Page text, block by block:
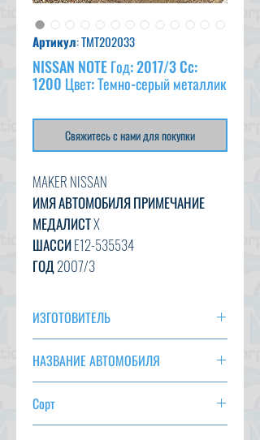
Артикул: TMT202033
NISSAN NOTE Год: 2017/3 Cc:
1200 Цвет: Темно-серый металлик
Свяжитесь с нами для покупки
MAKER NISSAN
ИМЯ АВТОМОБИЛЯ ПРИМЕЧАНИЕ
МЕДАЛИСТ X
ШАССИ E12-535534
ГОД 2007/3
ТРАНСМИССИЯ НА
ЦВЕТ СЕРЫЙ МЕТАЛЛИК (KAD)
54 479 км
ВАРИАНТ AC, PS, PW, AT, LED LIGHT
ИЗГОТОВИТЕЛЬ
НАЗВАНИЕ АВТОМОБИЛЯ
Сорт